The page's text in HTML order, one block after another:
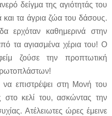
δείγμα της αγιότητάς του
και τα άγρια ζώα του δάσους.
ερχόταν καθημερινά στην
τα αγιασμένα χέρια του! Ο
ζούσε την προπτωτική
στη Μονή του
στο κελί του, ασκώντας την
Ατέλειωτες ώρες έμεινε